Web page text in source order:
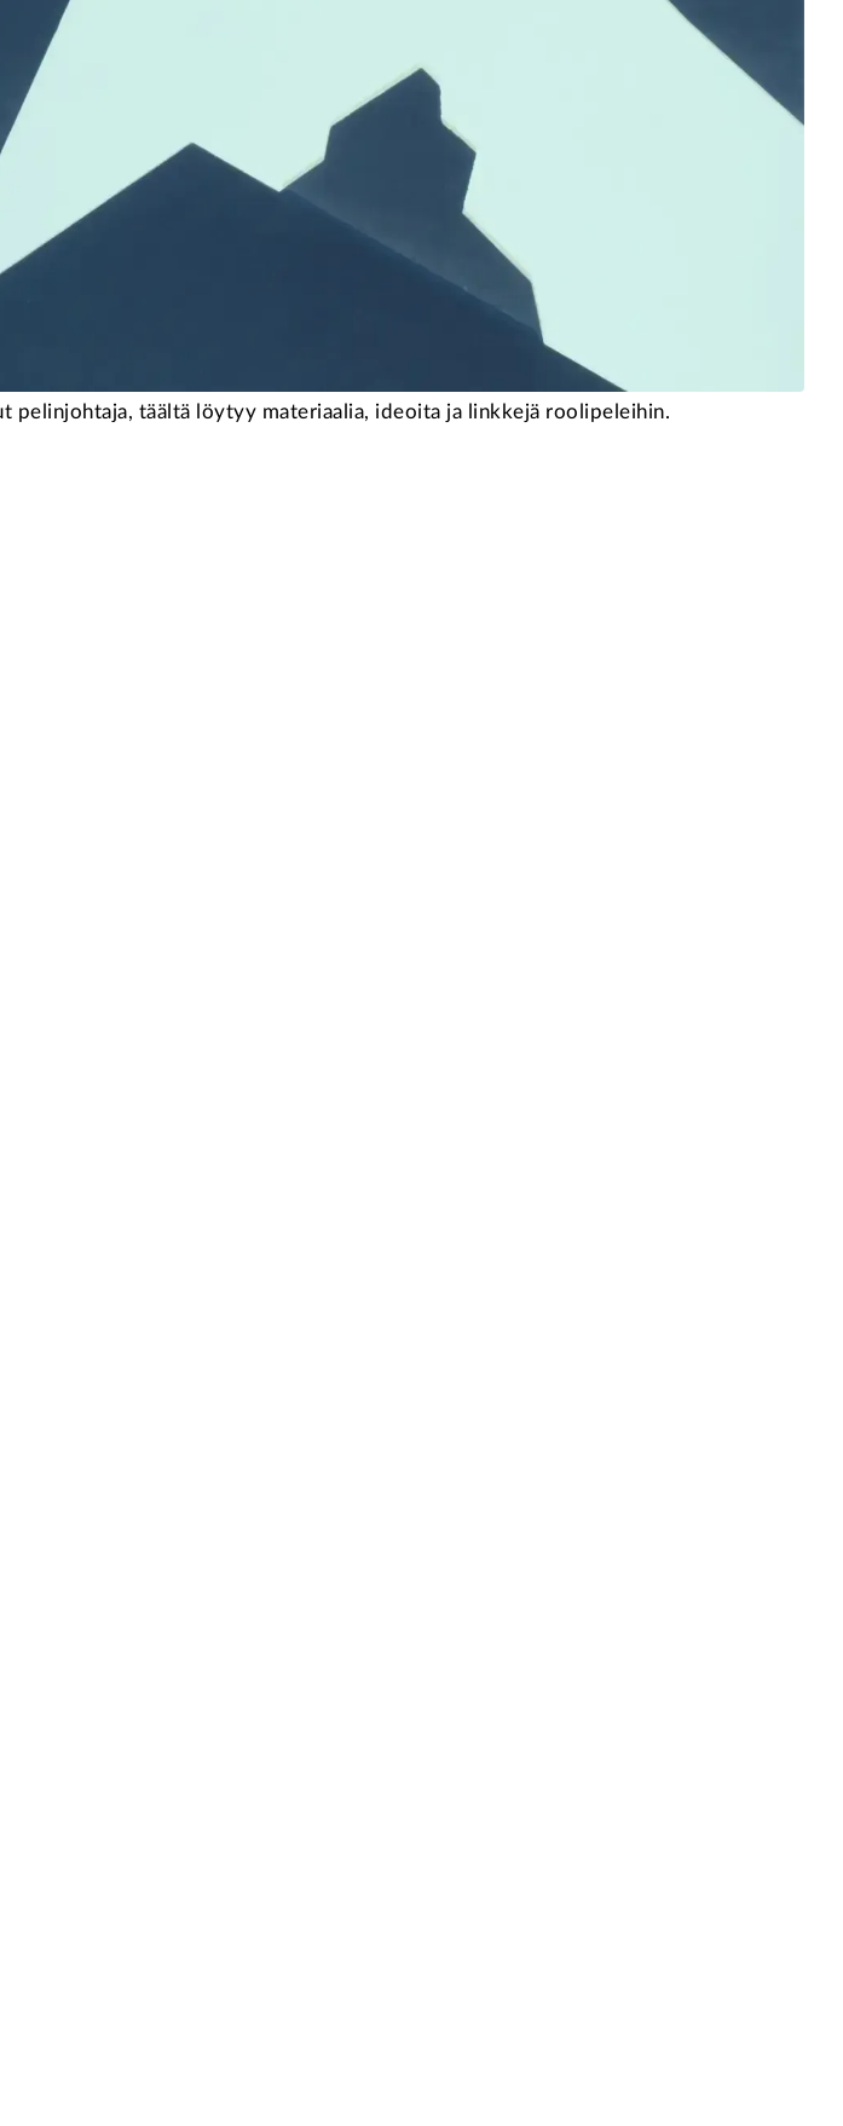
pelinjohtaja, täältä löytyy materiaalia, ideoita ja linkkejä roolipeleihin.